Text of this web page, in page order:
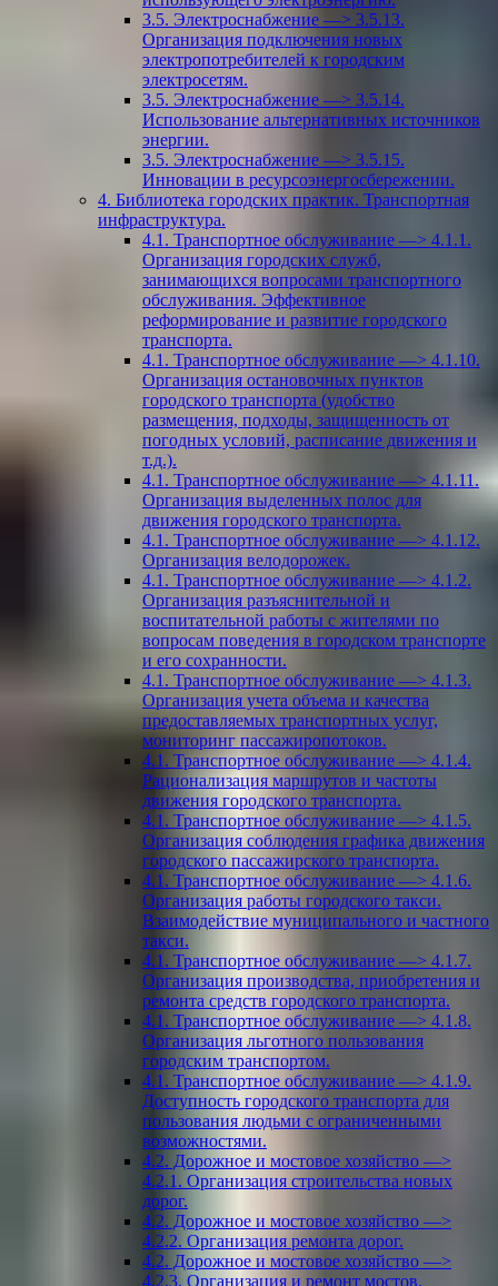
3.5. Электроснабжение —> 3.5.13.
Организация подключения новых
электропотребителей к городским
электросетям.
3.5. Электроснабжение —> 3.5.14.
Использование альтернативных источников
энергии.
3.5. Электроснабжение —> 3.5.15.
Инновации в ресурсоэнергосбережении.
4. Библиотека городских практик. Транспортная
инфраструктура.
4.1. Транспортное обслуживание —> 4.1.1.
Организация городских служб,
занимающихся вопросами транспортного
обслуживания. Эффективное
реформирование и развитие городского
транспорта.
4.1. Транспортное обслуживание —> 4.1.10.
Организация остановочных пунктов
городского транспорта (удобство
размещения, подходы, защищенность от
погодных условий, расписание движения и
т.д.).
4.1. Транспортное обслуживание —> 4.1.11.
Организация выделенных полос для
движения городского транспорта.
4.1. Транспортное обслуживание —> 4.1.12.
Организация велодорожек.
4.1. Транспортное обслуживание —> 4.1.2.
Организация разъяснительной и
воспитательной работы с жителями по
вопросам поведения в городском транспорте
и его сохранности.
4.1. Транспортное обслуживание —> 4.1.3.
Организация учета объема и качества
предоставляемых транспортных услуг,
мониторинг пассажиропотоков.
4.1. Транспортное обслуживание —> 4.1.4.
Рационализация маршрутов и частоты
движения городского транспорта.
4.1. Транспортное обслуживание —> 4.1.5.
Организация соблюдения графика движения
городского пассажирского транспорта.
4.1. Транспортное обслуживание —> 4.1.6.
Организация работы городского такси.
Взаимодействие муниципального и частного
такси.
4.1. Транспортное обслуживание —> 4.1.7.
Организация производства, приобретения и
ремонта средств городского транспорта.
4.1. Транспортное обслуживание —> 4.1.8.
Организация льготного пользования
городским транспортом.
4.1. Транспортное обслуживание —> 4.1.9.
Доступность городского транспорта для
пользования людьми с ограниченными
возможностями.
4.2. Дорожное и мостовое хозяйство —>
4.2.1. Организация строительства новых
дорог.
4.2. Дорожное и мостовое хозяйство —>
4.2.2. Организация ремонта дорог.
4.2. Дорожное и мостовое хозяйство —>
4.2.3. Организация и ремонт мостов.